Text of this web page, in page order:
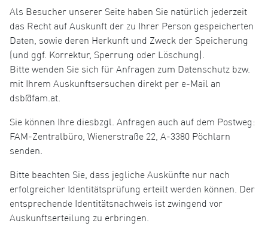
Als Besucher unserer Seite haben Sie natürlich jederzeit
das Recht auf Auskunft der zu Ihrer Person gespeicherten
Daten, sowie deren Herkunft und Zweck der Speicherung
(und ggf. Korrektur, Sperrung oder Löschung).
Bitte wenden Sie sich für Anfragen zum Datenschutz bzw.
mit Ihrem Auskunftsersuchen direkt per e-Mail an
dsb@fam.at.
Sie können Ihre diesbzgl. Anfragen auch auf dem Postweg:
FAM-Zentralbüro, Wienerstraße 22, A-3380 Pöchlarn
senden.
Bitte beachten Sie, dass jegliche Auskünfte nur nach
erfolgreicher Identitätsprüfung erteilt werden können. Der
entsprechende Identitätsnachweis ist zwingend vor
Auskunftserteilung zu erbringen.